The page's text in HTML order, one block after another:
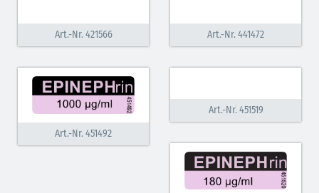
Art.-Nr. 421566 Art.-Nr. 441472
Art.-Nr. 451492
Art.-Nr. 451519